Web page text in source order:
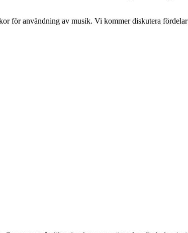
för användning av musik. Vi kommer diskutera